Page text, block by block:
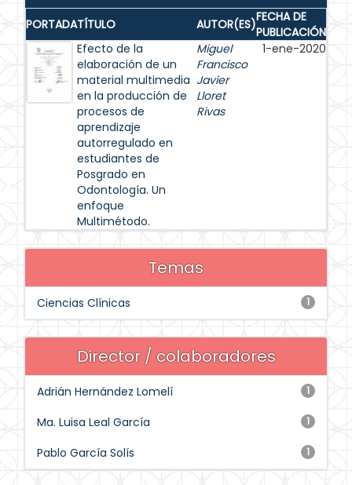
PORTADATÍTULO AUTOR(ES)FECHA DE
PUBLICACIÓN
Efecto de la
elaboración de un
material multimedia
en la producción de
procesos de
aprendizaje
autorregulado en
estudiantes de
Posgrado en
Odontología. Un
enfoque
Multimétodo.
Miguel
Francisco
Javier
Lloret
Rivas
1-ene-2020
Temas
1
Ciencias Clínicas
Director / colaboradores
1
Adrián Hernández Lomelí
1
Ma. Luisa Leal García
1
Pablo García Solís